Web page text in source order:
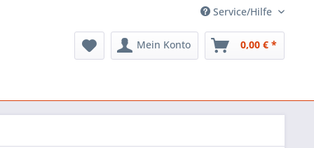
Service/Hilfe
Mein Konto 0,00 € *